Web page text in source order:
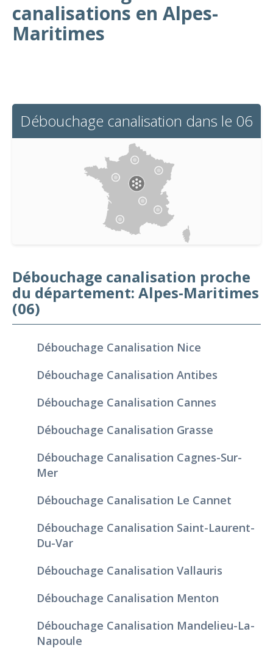
canalisations en Alpes-
Maritimes
Débouchage canalisation dans le 06
Débouchage canalisation proche
du département: Alpes-Maritimes
(06)
Débouchage Canalisation Nice
Débouchage Canalisation Antibes
Débouchage Canalisation Cannes
Débouchage Canalisation Grasse
Débouchage Canalisation Cagnes-Sur-
Mer
Débouchage Canalisation Le Cannet
Débouchage Canalisation Saint-Laurent-
Du-Var
Débouchage Canalisation Vallauris
Débouchage Canalisation Menton
Débouchage Canalisation Mandelieu-La-
Napoule